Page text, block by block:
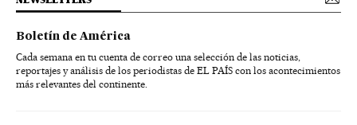
Boletín de América
Cada semana en tu cuenta de correo una selección de las noticias,
reportajes y análisis de los periodistas de EL PAÍS con los acontecimientos
más relevantes del continente.